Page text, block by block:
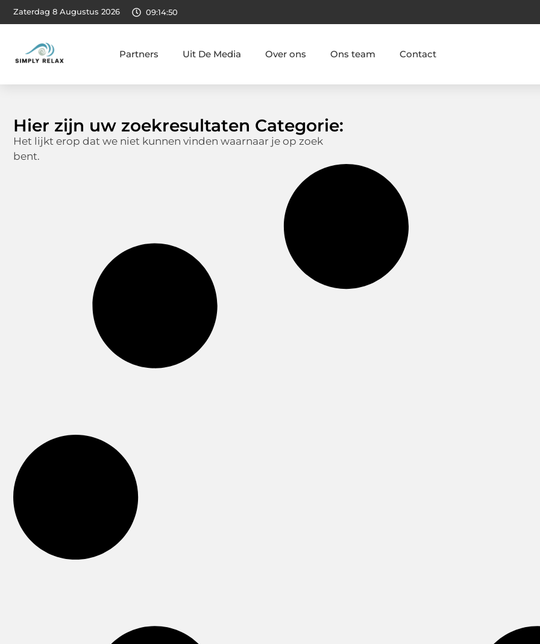
Zaterdag 8 Augustus 2026 09:14:51
Partners Uit De Media Over ons Ons team Contact
Hier zijn uw zoekresultaten Categorie:
Het lijkt erop dat we niet kunnen vinden waarnaar je op zoek
bent.